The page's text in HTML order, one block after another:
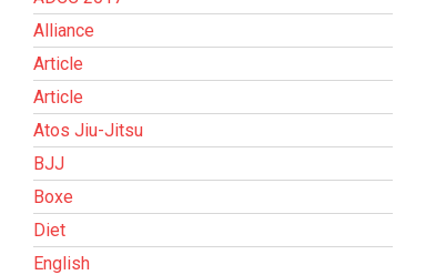
Alliance
Article
Article
Atos Jiu-Jitsu
BJJ
Boxe
Diet
English